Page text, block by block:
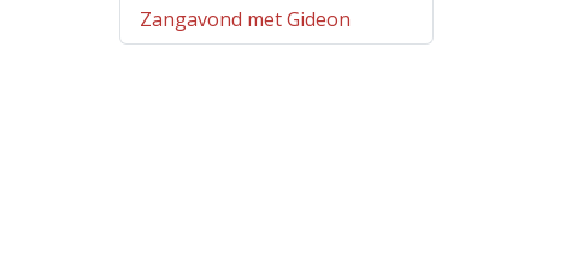
Zangavond met Gideon